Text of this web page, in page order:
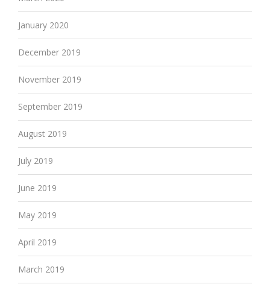
January 2020
December 2019
November 2019
September 2019
August 2019
July 2019
June 2019
May 2019
April 2019
March 2019